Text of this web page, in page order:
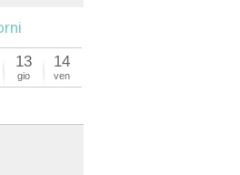
13
gio
14
ven